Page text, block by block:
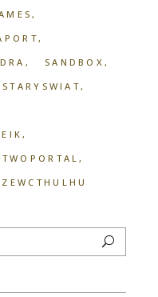
SANDBOX
STARYSWIAT
ZEWCTHULHU